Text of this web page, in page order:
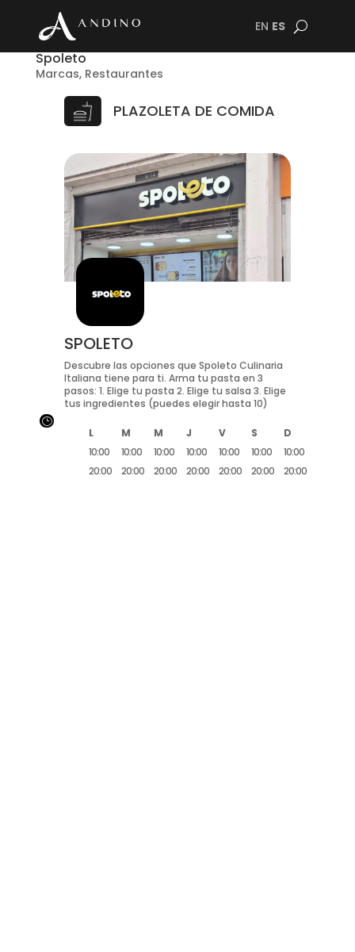
EN ES
Spoleto
Marcas, Restaurantes
PLAZOLETA DE COMIDA
SPOLETO
Descubre las opciones que Spoleto Culinaria
Italiana tiene para ti. Arma tu pasta en 3
pasos: 1. Elige tu pasta 2. Elige tu salsa 3. Elige
tus ingredientes (puedes elegir hasta 10)
L M M J V S
D
10:00
20:00
10:00
20:00
10:00
20:00
10:00
20:00
10:00
20:00
10:00
20:00
10:00
20:00
}